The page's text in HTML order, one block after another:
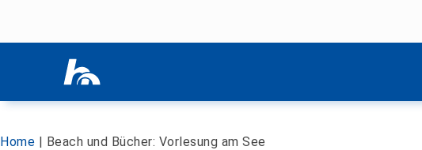
Home | Beach und Bücher: Vorlesung am See